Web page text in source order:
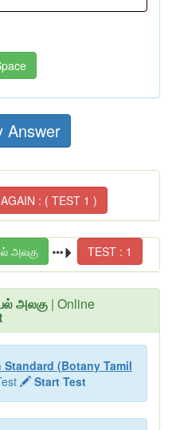
Answer
: ( TEST 1 )
அலகு TEST : 1
அலகு | Online
Standard (Botany Tamil
Start Test